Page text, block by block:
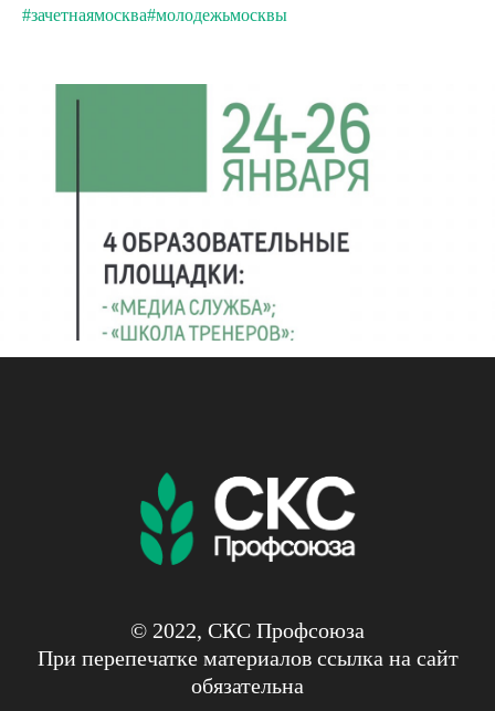
#зачетнаямосква#молодежьмосквы
© 2022, СКС Профсоюза
При перепечатке материалов ссылка на сайт
обязательна